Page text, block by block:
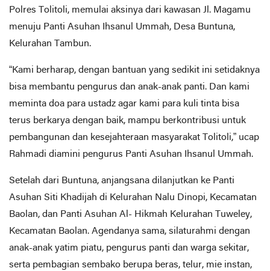
Polres Tolitoli, memulai aksinya dari kawasan Jl. Magamu
menuju Panti Asuhan Ihsanul Ummah, Desa Buntuna,
Kelurahan Tambun.
“Kami berharap, dengan bantuan yang sedikit ini setidaknya
bisa membantu pengurus dan anak-anak panti. Dan kami
meminta doa para ustadz agar kami para kuli tinta bisa
terus berkarya dengan baik, mampu berkontribusi untuk
pembangunan dan kesejahteraan masyarakat Tolitoli,” ucap
Rahmadi diamini pengurus Panti Asuhan Ihsanul Ummah.
Setelah dari Buntuna, anjangsana dilanjutkan ke Panti
Asuhan Siti Khadijah di Kelurahan Nalu Dinopi, Kecamatan
Baolan, dan Panti Asuhan Al- Hikmah Kelurahan Tuweley,
Kecamatan Baolan. Agendanya sama, silaturahmi dengan
anak-anak yatim piatu, pengurus panti dan warga sekitar,
serta pembagian sembako berupa beras, telur, mie instan,